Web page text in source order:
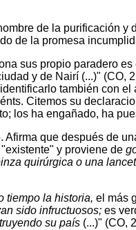
de la purificación
de la promesa
sus propio paradero
y de Nairí (...)"
también con
Citemos su
los ha engañado, ha
que después de
y proviene de
quirúrgica o una
tiempo la historia, el más
sido infructuosos; es
su país (...)" (CO,